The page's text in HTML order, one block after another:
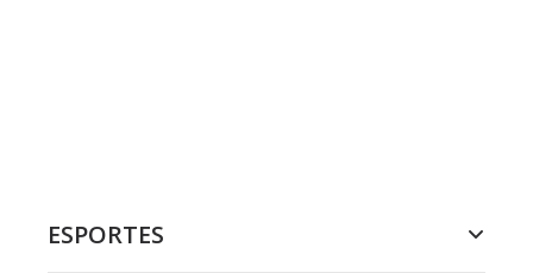
ESPORTES